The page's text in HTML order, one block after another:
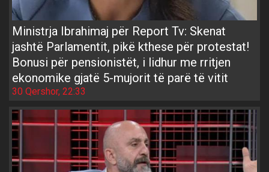
Ministrja Ibrahimaj për Report Tv: Skenat
jashtë Parlamentit, pikë kthese për protestat!
Bonusi për pensionistët, i lidhur me rritjen
ekonomike gjatë 5-mujorit të parë të vitit
30 Qershor, 22:33